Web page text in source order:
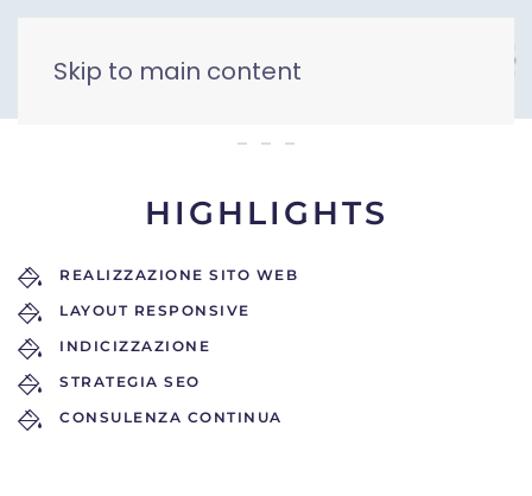
Skip to main content
HIGHLIGHTS
REALIZZAZIONE SITO WEB
LAYOUT RESPONSIVE
INDICIZZAZIONE
STRATEGIA SEO
CONSULENZA CONTINUA